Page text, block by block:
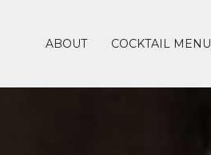
ABOUT COCKTAIL MENU